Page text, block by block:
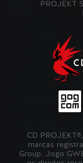
PROJEKT
CD
marcas
Group. Jogo